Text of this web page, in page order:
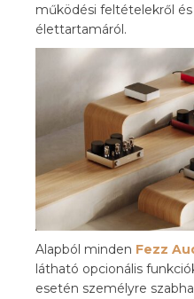
működési feltételekről
élettartamáról.
Alapból minden Fezz
látható opcionális
esetén személyre